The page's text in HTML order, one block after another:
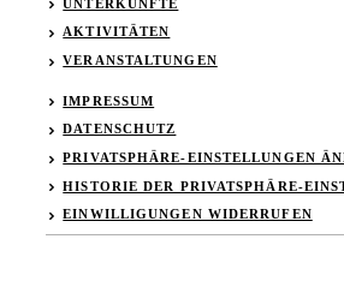
UNTERKÜNFTE
AKTIVITÄTEN
VERANSTALTUNGEN
IMPRESSUM
DATENSCHUTZ
PRIVATSPHÄRE-EINSTELLUNGEN
HISTORIE DER PRIVATSPHÄRE-
EINWILLIGUNGEN WIDERRUFEN